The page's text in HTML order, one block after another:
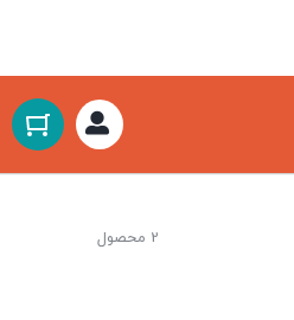
2 محصول